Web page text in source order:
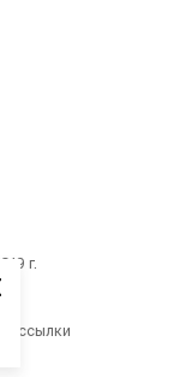
г.
рассылки